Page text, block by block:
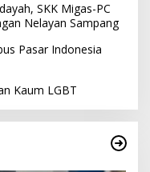
SKK Migas-PC
Nelayan Sampang
Pasar Indonesia
Kaum LGBT